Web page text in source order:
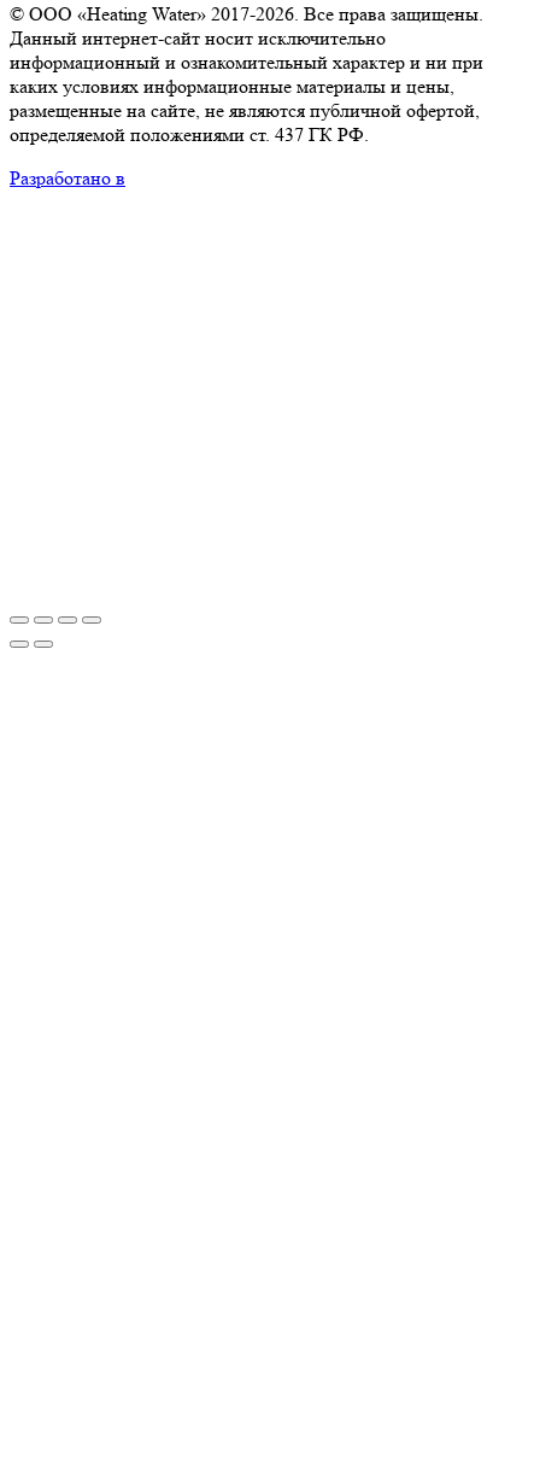
© ООО «Heating Water» 2017-2026. Все права защищены.
Данный интернет-сайт носит исключительно
информационный и ознакомительный характер и ни при
каких условиях информационные материалы и цены,
размещенные на сайте, не являются публичной офертой,
определяемой положениями ст. 437 ГК РФ.
Разработано в